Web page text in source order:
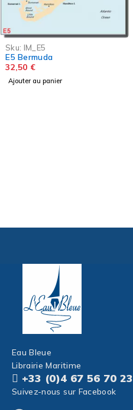
Sku: IM_E5
E5 Bermuda
32,50 €
Ajouter au panier
Eau Bleue
Librairie Maritime
+33 (0)4 67 56 70 23
Suivez-nous sur Facebook